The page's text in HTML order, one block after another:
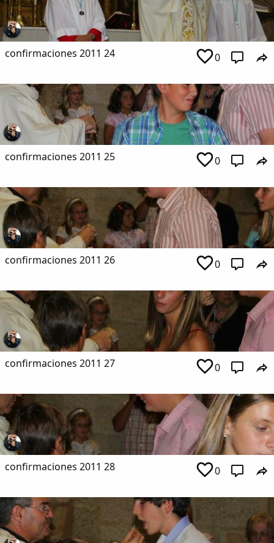
confirmaciones 2011 24 0
confirmaciones 2011 25 0
confirmaciones 2011 26 0
confirmaciones 2011 27 0
confirmaciones 2011 28 0